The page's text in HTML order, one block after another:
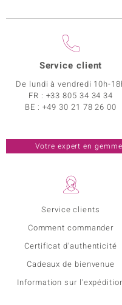
Service clients
Comment commander
Certificat d'authenticité
Cadeaux de bienvenue
Information sur
Service client
De lundi à vendredi 10h-
FR : +33 805 34 34 34
BE : +49 30 21 78 26 00
Votre expert en